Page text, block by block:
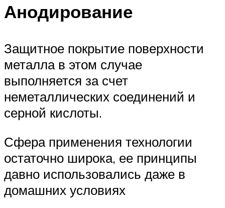
Анодирование
Защитное покрытие поверхности
металла в этом случае
выполняется за счет
неметаллических соединений и
серной кислоты.
Сфера применения технологии
остаточно широка, ее принципы
давно использовались даже в
домашних условиях